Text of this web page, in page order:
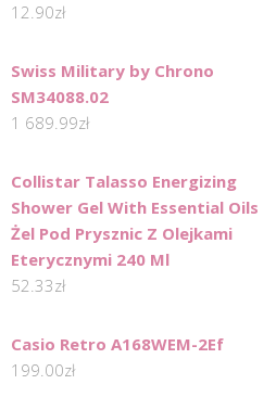
12.90zł
Swiss Military by Chrono
SM34088.02
1 689.99zł
Collistar Talasso Energizing
Shower Gel With Essential Oils
Żel Pod Prysznic Z Olejkami
Eterycznymi 240 Ml
52.33zł
Casio Retro A168WEM-2Ef
199.00zł